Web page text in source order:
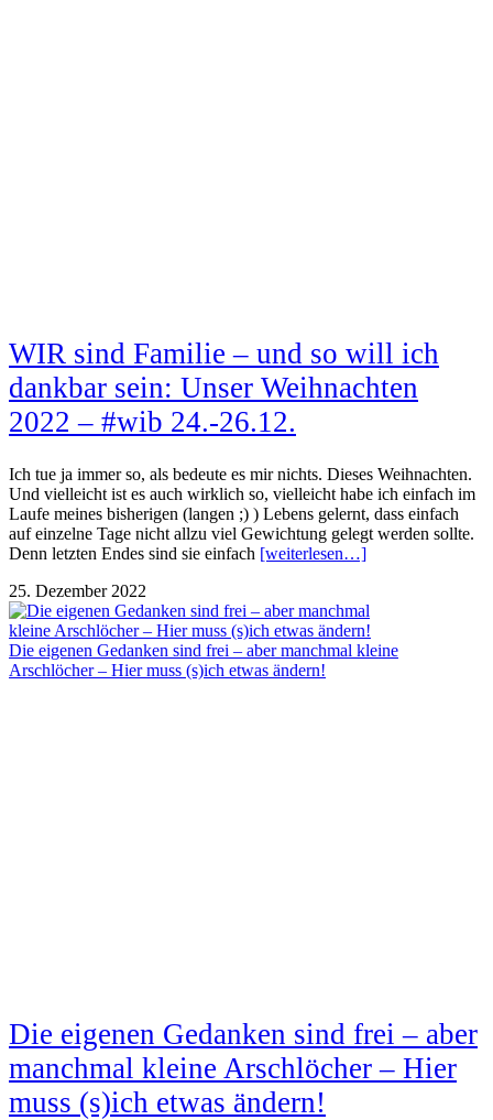
WIR sind Familie – und so will ich
dankbar sein: Unser Weihnachten
2022 – #wib 24.-26.12.
Ich tue ja immer so, als bedeute es mir nichts. Dieses Weihnachten.
Und vielleicht ist es auch wirklich so, vielleicht habe ich einfach im
Laufe meines bisherigen (langen ;) ) Lebens gelernt, dass einfach
auf einzelne Tage nicht allzu viel Gewichtung gelegt werden sollte.
Denn letzten Endes sind sie einfach [weiterlesen…]
25. Dezember 2022
Die eigenen Gedanken sind frei – aber manchmal kleine
Arschlöcher – Hier muss (s)ich etwas ändern!
Die eigenen Gedanken sind frei – aber
manchmal kleine Arschlöcher – Hier
muss (s)ich etwas ändern!